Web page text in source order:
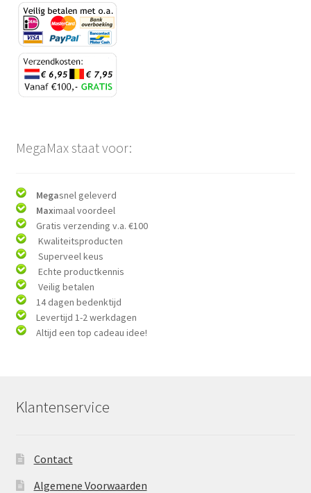
MegaMax staat voor:
Megasnel geleverd
Maximaal voordeel
Gratis verzending v.a. €100
Kwaliteitsproducten
Superveel keus
Echte productkennis
Veilig betalen
14 dagen bedenktijd
Levertijd 1-2 werkdagen
Altijd een top cadeau idee!
Klantenservice
Contact
Algemene Voorwaarden